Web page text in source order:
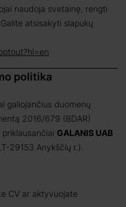
naudoja svetainę, rengti
atsisakyti slapukų
politika
galiojančius duomenų
2016/679 (BDAR)
priklausančiai GALANIS UAB
29153 Anykščių r.).
CV ar aktyvuojate